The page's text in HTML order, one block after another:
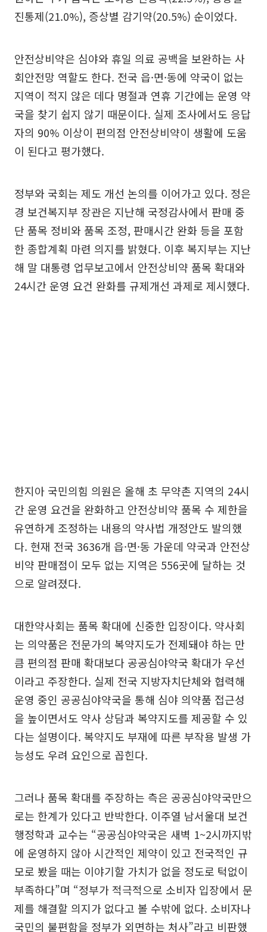
진통제(21.0%), 증상별 감기약(20.5%) 순이었다.
안전상비약은 심야와 휴일 의료 공백을 보완하는 사
회안전망 역할도 한다. 전국 읍·면·동에 약국이 없는
지역이 적지 않은 데다 명절과 연휴 기간에는 운영 약
국을 찾기 쉽지 않기 때문이다. 실제 조사에서도 응답
자의 90% 이상이 편의점 안전상비약이 생활에 도움
이 된다고 평가했다.
정부와 국회는 제도 개선 논의를 이어가고 있다. 정은
경 보건복지부 장관은 지난해 국정감사에서 판매 중
단 품목 정비와 품목 조정, 판매시간 완화 등을 포함
한 종합계획 마련 의지를 밝혔다. 이후 복지부는 지난
해 말 대통령 업무보고에서 안전상비약 품목 확대와
24시간 운영 요건 완화를 규제개선 과제로 제시했다.
한지아 국민의힘 의원은 올해 초 무약촌 지역의 24시
간 운영 요건을 완화하고 안전상비약 품목 수 제한을
유연하게 조정하는 내용의 약사법 개정안도 발의했
다. 현재 전국 3636개 읍·면·동 가운데 약국과 안전상
비약 판매점이 모두 없는 지역은 556곳에 달하는 것
으로 알려졌다.
대한약사회는 품목 확대에 신중한 입장이다. 약사회
는 의약품은 전문가의 복약지도가 전제돼야 하는 만
큼 편의점 판매 확대보다 공공심야약국 확대가 우선
이라고 주장한다. 실제 전국 지방자치단체와 협력해
운영 중인 공공심야약국을 통해 심야 의약품 접근성
을 높이면서도 약사 상담과 복약지도를 제공할 수 있
다는 설명이다. 복약지도 부재에 따른 부작용 발생 가
능성도 우려 요인으로 꼽힌다.
그러나 품목 확대를 주장하는 측은 공공심야약국만으
로는 한계가 있다고 반박한다. 이주열 남서울대 보건
행정학과 교수는 “공공심야약국은 새벽 1~2시까지밖
에 운영하지 않아 시간적인 제약이 있고 전국적인 규
모로 봤을 때는 이야기할 가치가 없을 정도로 턱없이
부족하다”며 “정부가 적극적으로 소비자 입장에서 문
제를 해결할 의지가 없다고 볼 수밖에 없다. 소비자나
국민의 불편함을 정부가 외면하는 처사”라고 비판했